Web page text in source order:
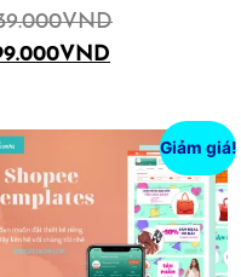
VND
VND
Giảm giá!